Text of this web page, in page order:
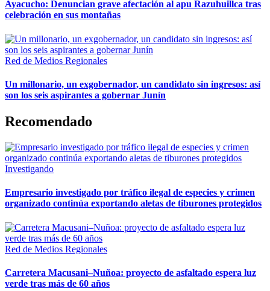
Ayacucho: Denuncian grave afectación al apu Razuhuillca tras
celebración en sus montañas
Red de Medios Regionales
Un millonario, un exgobernador, un candidato sin ingresos: así
son los seis aspirantes a gobernar Junín
Recomendado
Investigando
Empresario investigado por tráfico ilegal de especies y crimen
organizado continúa exportando aletas de tiburones protegidos
Red de Medios Regionales
Carretera Macusani–Nuñoa: proyecto de asfaltado espera luz
verde tras más de 60 años